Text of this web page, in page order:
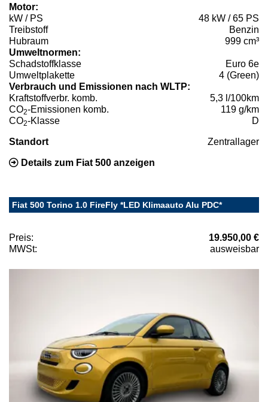
Motor:
kW / PS
48 kW / 65 PS
Treibstoff
Benzin
Hubraum
999 cm³
Umweltnormen:
Schadstoffklasse
Euro 6e
Umweltplakette
4 (Green)
Verbrauch und Emissionen nach WLTP:
Kraftstoffverbr. komb.
5,3 l/100km
CO2-Emissionen komb.
119 g/km
CO2-Klasse D
Standort Zentrallager
Details zum Fiat 500 anzeigen
Fiat 500 Torino 1.0 FireFly *LED Klimaauto Alu PDC*
Preis:
19.950,00 €
MWSt:
ausweisbar